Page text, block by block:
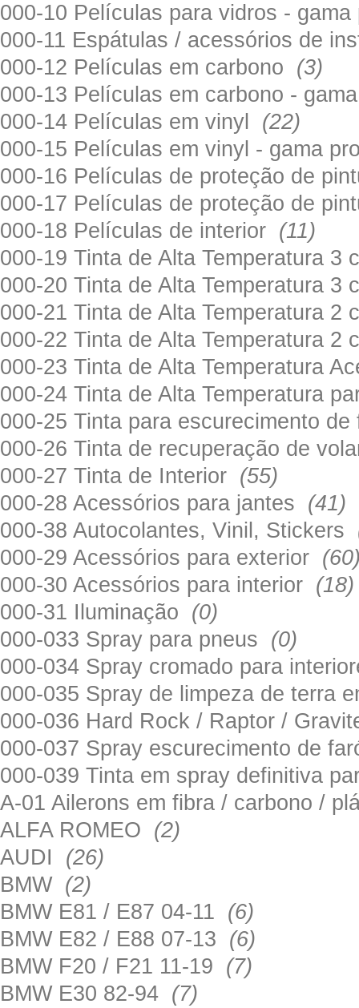
000-10 Películas para vidros -
000-11 Espátulas / acessórios de
000-12 Películas em carbono (3)
000-13 Películas em carbono -
000-14 Películas em vinyl (22)
000-15 Películas em vinyl - gama
000-16 Películas de proteção de
000-17 Películas de proteção de
000-18 Películas de interior (11)
000-19 Tinta de Alta Temperatura
000-20 Tinta de Alta Temperatura
000-21 Tinta de Alta Temperatura
000-22 Tinta de Alta Temperatura
000-23 Tinta de Alta Temperatura
000-24 Tinta de Alta Temperatura
000-25 Tinta para escurecimento
000-26 Tinta de recuperação de
000-27 Tinta de Interior (55)
000-28 Acessórios para jantes (41)
000-38 Autocolantes, Vinil, Stickers
000-29 Acessórios para exterior
000-30 Acessórios para interior (18)
000-31 Iluminação (0)
000-033 Spray para pneus (0)
000-034 Spray cromado para
000-035 Spray de limpeza de terra
000-036 Hard Rock / Raptor /
000-037 Spray escurecimento de
000-039 Tinta em spray definitiva
A-01 Ailerons em fibra / carbono /
ALFA ROMEO (2)
AUDI (26)
BMW (2)
BMW E81 / E87 04-11 (6)
BMW E82 / E88 07-13 (6)
BMW F20 / F21 11-19 (7)
BMW E30 82-94 (7)